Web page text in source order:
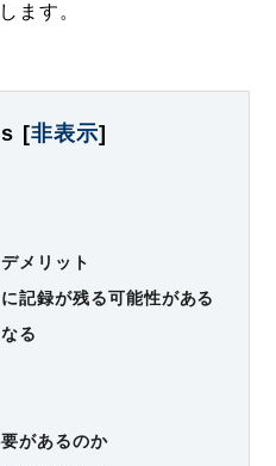
ます。
[非表示]
メリット
記録が残る可能性がある
る
があるのか